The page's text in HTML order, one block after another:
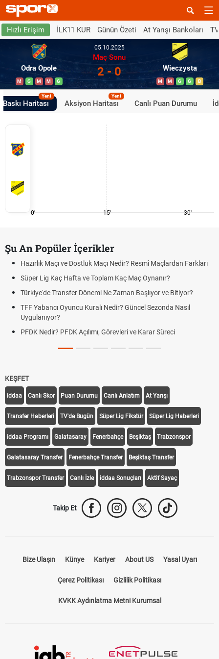
Hızlı Erişim İLK11 KUR Günün Özeti At Yarışı Bankoları
Odra Opole
M G M M G
05.10.2025
Maç Sonu
2 - 0 Wieczysta
M M G G B
Baskı Haritası
Yeni
Aksiyon Haritası
Yeni
Canlı Puan Durumu
0' 15' 30'
Şu An Popüler İçerikler
Hazırlık Maçı ve Dostluk Maçı Nedir? Resmî Maçlardan Farkları
Süper Lig Kaç Hafta ve Toplam Kaç Maç Oynanır?
Türkiye'de Transfer Dönemi Ne Zaman Başlıyor ve Bitiyor?
TFF Yabancı Oyuncu Kuralı Nedir? Güncel Sezonda Nasıl
Uygulanıyor?
PFDK Nedir? PFDK Açılımı, Görevleri ve Karar Süreci
KEŞFET
iddaa Canlı Skor Puan Durumu Canlı Anlatım At Yarışı
Transfer Haberleri TV'de Bugün Süper Lig Fikstür Süper Lig Haberleri
iddaa Programı Galatasaray Fenerbahçe Beşiktaş Trabzonspor
Galatasaray Transfer Fenerbahçe Transfer Beşiktaş Transfer
Trabzonspor Transfer Canlı İzle iddaa Sonuçları Aktif Sayaç
Takip Et
Bize Ulaşın Künye Kariyer About US Yasal Uyarı
Çerez Politikası Gizlilik Politikası
KVKK Aydınlatma Metni Kurumsal